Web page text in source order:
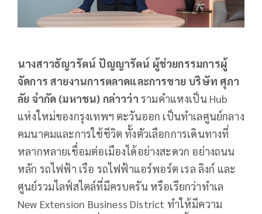
นางสาวธัญวรัตน์ ปัญญารัตน์ ผู้ช่วยกรรมการผู้
จัดการ สายงานการตลาดและการขาย บริษัท ศุภา
ลัย จำกัด (มหาชน) กล่าวว่า รามคำแหงเป็น Hub
แห่งใหม่ของกรุงเทพฯ ตะวันออก เป็นทำเลศูนย์กลาง
คมนาคมและการใช้ชีวิต ทั้งตัวเลือกการเดินทางที่
หลากหลายเชื่อมต่อเมืองได้อย่างสะดวก อย่างถนน
หลัก รถไฟฟ้า เรือ รถไฟฟ้าแอร์พอร์ต เรล ลิงก์ และ
ศูนย์รวมไลฟ์สไตล์ที่มีครบครัน หรือเรียกว่าทำเล
New Extension Business District ทำให้มีความ